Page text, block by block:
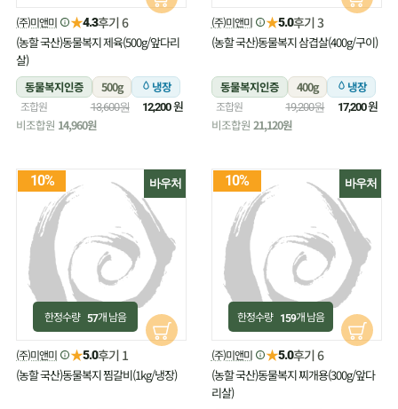
(주)미앤미 ★5.0후기 3
(농할 국산)동물복지 삼겹살(400g/구이)
동물복지인증 400g 냉장
조합원 19,200원 17,200원
비조합원 21,120원
(주)미앤미 ★4.3후기 6
(농할 국산)동물복지 제육(500g/앞다리
살)
동물복지인증
500g 냉장
조합원 13,600원 12,200원
비조합원 14,960원
바우처
10%
한정수량 159개 남음
(주)미앤미 ★5.0후기 6
(농할 국산)동물복지 찌개용(300g/앞다
리살)
바우처
10%
한정수량 57개 남음
(주)미앤미 ★5.0후기 1
(농할 국산)동물복지 찜갈비(1kg/냉장)